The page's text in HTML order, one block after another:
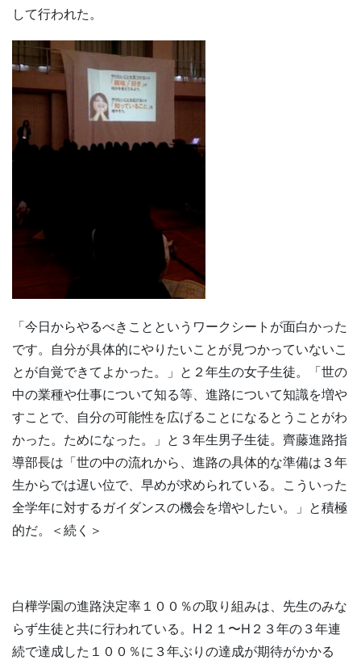
して行われた。
「今日からやるべきことというワークシートが面白かった
です。自分が具体的にやりたいことが見つかっていないこ
とが自覚できてよかった。」と２年生の女子生徒。「世の
中の業種や仕事について知る等、進路について知識を増や
すことで、自分の可能性を広げることになるとうことがわ
かった。ためになった。」と３年生男子生徒。齊藤進路指
導部長は「世の中の流れから、進路の具体的な準備は３年
生からでは遅い位で、早めが求められている。こういった
全学年に対するガイダンスの機会を増やしたい。」と積極
的だ。＜続く＞
白樺学園の進路決定率１００％の取り組みは、先生のみな
らず生徒と共に行われている。H２１〜H２３年の３年連
続で達成した１００％に３年ぶりの達成が期待がかかる